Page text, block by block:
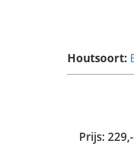
Houtsoort:
Prijs: